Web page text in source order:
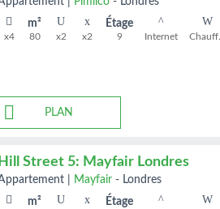
x4
m²
80 x2 x2
Étage
9 Internet
PLAN
Hill Street 5: Mayfair Londres
appartement Mayfair - Londres
m² Étage